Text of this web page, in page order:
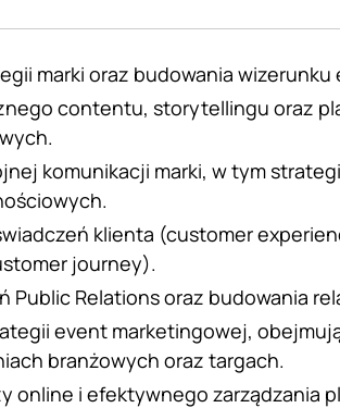
marki oraz budowania wizerunku
contentu, storytellingu oraz
komunikacji marki, w tym
klienta (customer
journey).
Public Relations oraz budowania
event marketingowej,
branżowych oraz targach.
online i efektywnego zarządzania